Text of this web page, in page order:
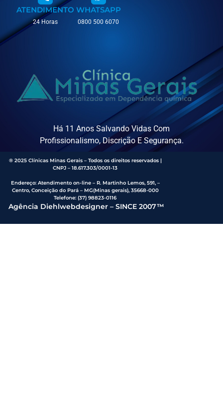
ATENDIMENTO
24 Horas
WHATSAPP
0800 500 6070
Há 11 Anos Salvando Vidas Com
Profissionalismo, Discrição E Segurança.
® 2025 Clínicas Minas Gerais – Todos os direitos reservados |
CNPJ – 18.617.303/0001-13
Endereço: Atendimento on-line – R. Martinho Lemos, 591, –
Centro, Conceição do Pará – MG(Minas gerais), 35668-000
Telefone:(37) 98823-0116
Agência Diehlwebdesigner – SINCE 2007™